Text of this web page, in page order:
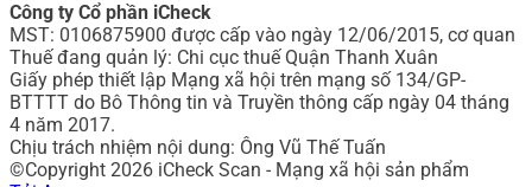
Công ty Cổ phần iCheck
MST: 0106875900 được cấp vào ngày 12/06/2015, cơ quan
Thuế đang quản lý: Chi cục thuế Quận Thanh Xuân
Giấy phép thiết lập Mạng xã hội trên mạng số 134/GP-
BTTTT do Bô Thông tin và Truyền thông cấp ngày 04 tháng
4 năm 2017.
Chịu trách nhiệm nội dung: Ông Vũ Thế Tuấn
©Copyright 2026 iCheck Scan - Mạng xã hội sản phẩm